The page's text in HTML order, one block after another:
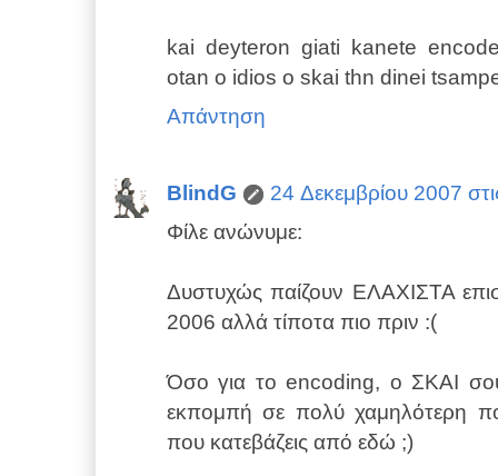
kai deyteron giati kanete
otan o idios o skai thn dinei
Απάντηση
BlindG
24 Δεκεμβρίου 2007
Φίλε ανώνυμε:
Δυστυχώς παίζουν ΕΛΑΧΙΣΤΑ
2006 αλλά τίποτα πιο πριν :(
Όσο για το encoding, ο ΣΚΑΙ
εκπομπή σε πολύ χαμηλότερη
που κατεβάζεις από εδώ ;)